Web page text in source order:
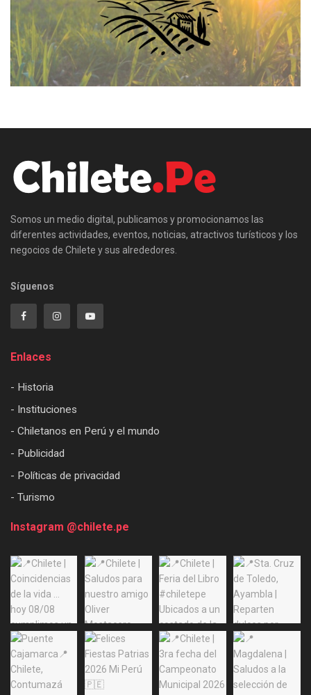
Somos un medio digital, publicamos y promocionamos las
diferentes actividades, eventos, noticias, atractivos turísticos y los
negocios de Chilete y sus alrededores.
Síguenos
Enlaces
- Historia
- Instituciones
- Chiletanos en Perú y el mundo
- Publicidad
- Políticas de privacidad
- Turismo
Instagram @chilete.pe